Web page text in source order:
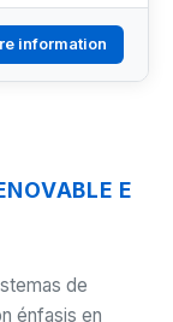
information
E
de
énfasis en